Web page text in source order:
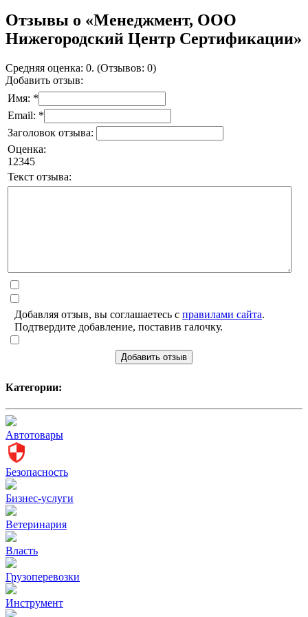
Отзывы о «Менеджмент, ООО
Нижегородский Центр Сертификации»
Средняя оценка: 0. (Отзывов: 0)
Добавить отзыв:
Имя: *
Email: *
Заголовок отзыва:
Оценка:
1 2345
Текст отзыва:
Добавляя отзыв, вы соглашаетесь с правилами сайта.
Подтвердите добавление, поставив галочку.
Добавить отзыв
Категории:
Автотовары
Безопасность
Бизнес-услуги
Ветеринария
Власть
Грузоперевозки
Инструмент